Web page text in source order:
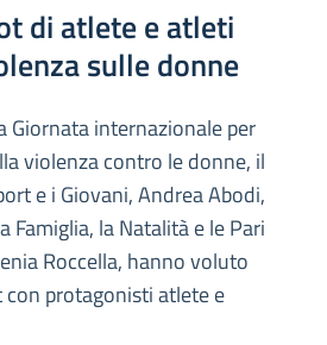
di atlete e atleti
sulle donne
Giornata internazionale per
violenza contro le donne, il
e i Giovani, Andrea Abodi,
Famiglia, la Natalità e le Pari
Roccella, hanno voluto
protagonisti atlete e